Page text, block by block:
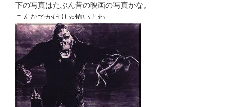
下の写真はたぶん昔の映画の写真かな。
こんなでかけりゃ怖いよね。